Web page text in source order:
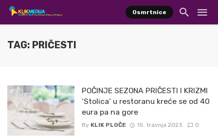
Osmrtnice
TAG: PRIČESTI
POČINJE SEZONA PRIČESTI I KRIZMI
‘Stolica’ u restoranu kreće se od 40
eura pa na gore
By KLIK PLOČE 15. travnja 2023. 0